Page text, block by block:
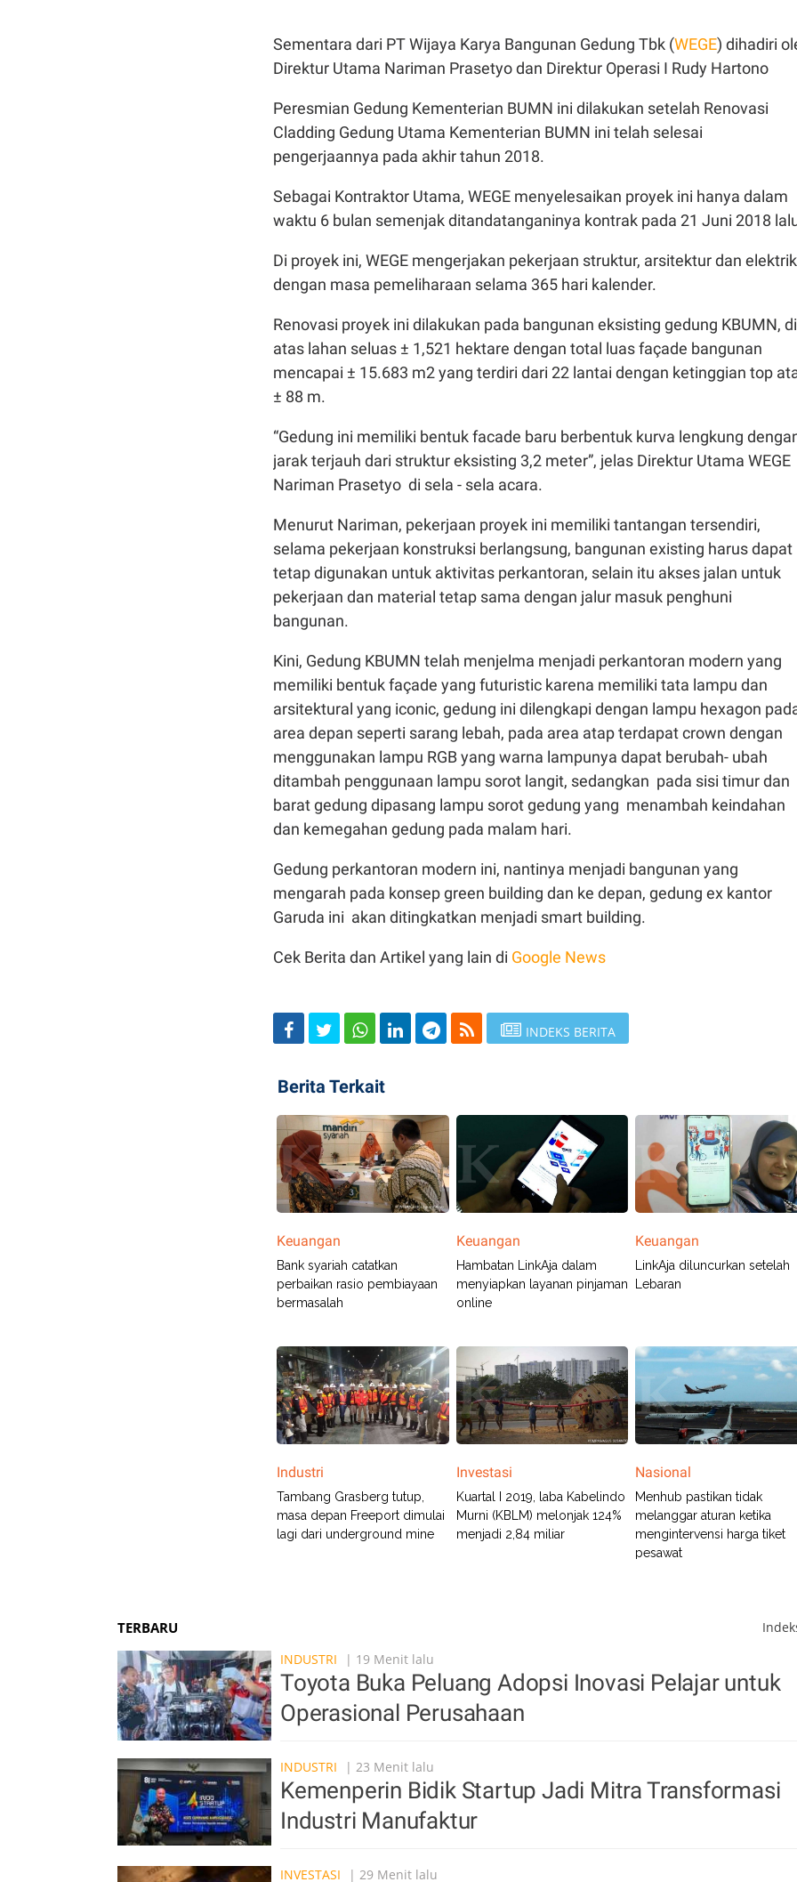
Sementara dari PT Wijaya Karya Bangunan Gedung Tbk (WEGE) dihadiri
Direktur Utama Nariman Prasetyo dan Direktur Operasi I Rudy Hartono
Peresmian Gedung Kementerian BUMN ini dilakukan setelah Renovasi
Cladding Gedung Utama Kementerian BUMN ini telah selesai
pengerjaannya pada akhir tahun 2018.
Sebagai Kontraktor Utama, WEGE menyelesaikan proyek ini hanya dalam
waktu 6 bulan semenjak ditandatanganinya kontrak pada 21 Juni 2018
Di proyek ini, WEGE mengerjakan pekerjaan struktur, arsitektur dan
dengan masa pemeliharaan selama 365 hari kalender.
Renovasi proyek ini dilakukan pada bangunan eksisting gedung KBUMN, di
atas lahan seluas ± 1,521 hektare dengan total luas façade bangunan
mencapai ± 15.683 m2 yang terdiri dari 22 lantai dengan ketinggian top
± 88 m.
“Gedung ini memiliki bentuk facade baru berbentuk kurva lengkung
jarak terjauh dari struktur eksisting 3,2 meter”, jelas Direktur Utama WEGE
Nariman Prasetyo di sela - sela acara.
Menurut Nariman, pekerjaan proyek ini memiliki tantangan tersendiri,
selama pekerjaan konstruksi berlangsung, bangunan existing harus dapat
tetap digunakan untuk aktivitas perkantoran, selain itu akses jalan untuk
pekerjaan dan material tetap sama dengan jalur masuk penghuni
bangunan.
Kini, Gedung KBUMN telah menjelma menjadi perkantoran modern yang
memiliki bentuk façade yang futuristic karena memiliki tata lampu dan
arsitektural yang iconic, gedung ini dilengkapi dengan lampu hexagon
area depan seperti sarang lebah, pada area atap terdapat crown dengan
menggunakan lampu RGB yang warna lampunya dapat berubah- ubah
ditambah penggunaan lampu sorot langit, sedangkan pada sisi timur dan
barat gedung dipasang lampu sorot gedung yang menambah keindahan
dan kemegahan gedung pada malam hari.
Gedung perkantoran modern ini, nantinya menjadi bangunan yang
mengarah pada konsep green building dan ke depan, gedung ex kantor
Garuda ini akan ditingkatkan menjadi smart building.
Cek Berita dan Artikel yang lain di Google News
INDEKS BERITA
Berita Terkait
Keuangan
Bank syariah catatkan
perbaikan rasio pembiayaan
bermasalah
Keuangan
Hambatan LinkAja dalam
menyiapkan layanan pinjaman
online
Keuangan
LinkAja diluncurkan setelah
Lebaran
Industri
Tambang Grasberg tutup,
masa depan Freeport dimulai
lagi dari underground mine
Investasi
Kuartal I 2019, laba Kabelindo
Murni (KBLM) melonjak 124%
menjadi 2,84 miliar
Nasional
Menhub pastikan tidak
melanggar aturan ketika
mengintervensi harga tiket
pesawat
TERBARU
INDUSTRI
| 19 Menit lalu
Toyota Buka Peluang Adopsi Inovasi Pelajar untuk
Operasional Perusahaan
INDUSTRI | 23 Menit lalu
Kemenperin Bidik Startup Jadi Mitra Transformasi
Industri Manufaktur
INVESTASI | 29 Menit lalu